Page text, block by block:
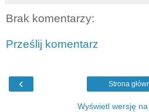
Brak komentarzy:
Prześlij komentarz
‹ Strona
Wyświetl wersję